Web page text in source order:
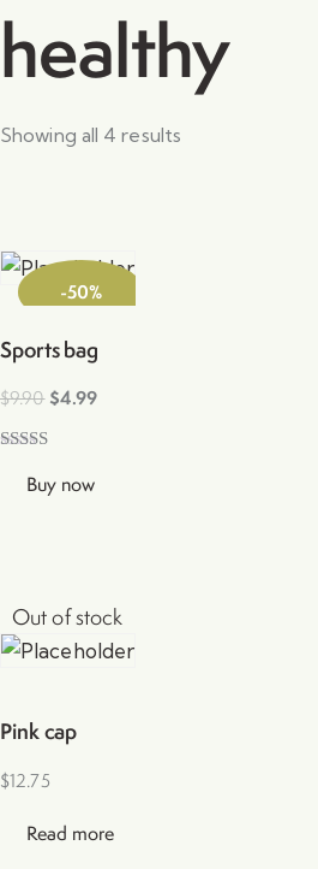
healthy
Showing all 4 results
-50%
Sports bag
$9.90 $4.99
4.00
out of 5
Buy now
Out of stock
Pink cap
$12.75
Read more